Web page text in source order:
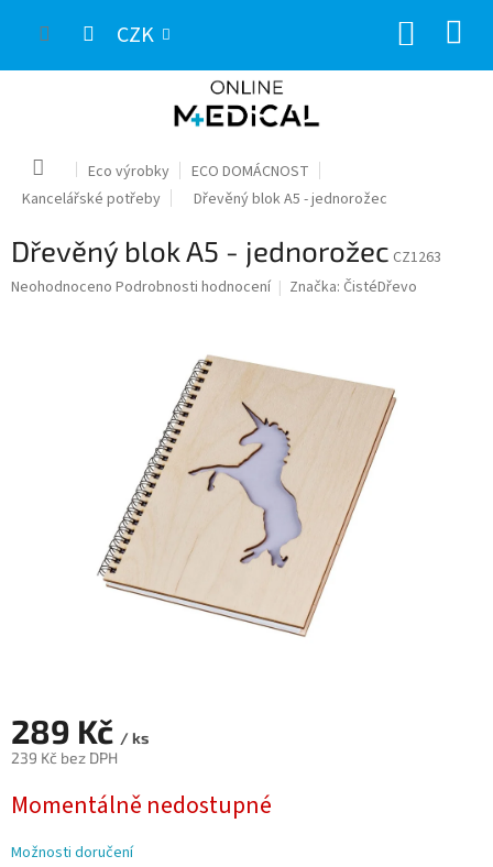
CZK
Domů Eco výrobky
ECO DOMÁCNOST
Kancelářské potřeby
Dřevěný blok A5 - jednorožec
Dřevěný blok A5 - jednorožec CZ1263
Průměrné
Neohodnoceno Podrobnosti hodnocení Značka: ČistéDřevo
289 Kč / ks
239 Kč bez DPH
cena:
Momentálně nedostupné
Možnosti doručení